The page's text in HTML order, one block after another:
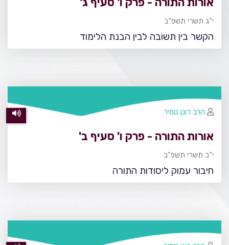
י"ג תשרי תשפ"ב
הקשר בין תשובה לבין הבנת הלימוד
אורות התורה - פרק ו' סעיף ב'
י"ב תשרי תשפ"ב
חיבור עמוק ליסודות התורה
הרב רונן טמיר